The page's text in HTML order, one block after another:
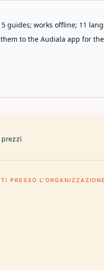
guides; works offline; 11
to the Audiala app for
prezzi
PRESSO